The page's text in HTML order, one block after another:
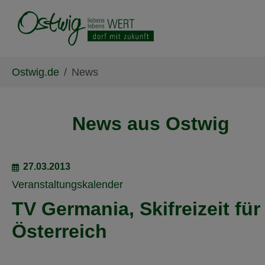
Ostwig.de News
News aus Ostwig
27.03.2013
Veranstaltungskalender
TV Germania, Skifreizeit
Österreich